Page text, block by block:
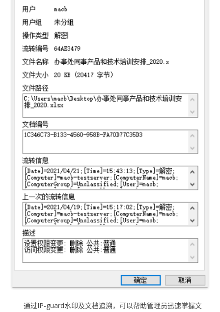
通过IP-guard水印及文档追溯，可以帮助管理员迅速掌握文